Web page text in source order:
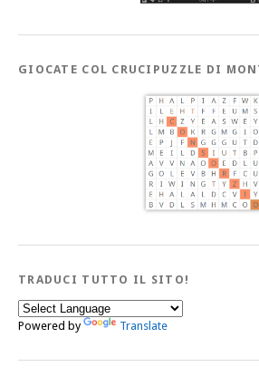
GIOCATE COL CRUCIPUZZLE DI
TRADUCI TUTTO IL SITO!
Powered by Translate